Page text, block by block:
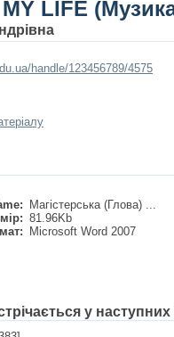
MY LIFE
handle/123456789/4575
Магістерська (Глова) ...
81.96Kb
Microsoft Word 2007
у